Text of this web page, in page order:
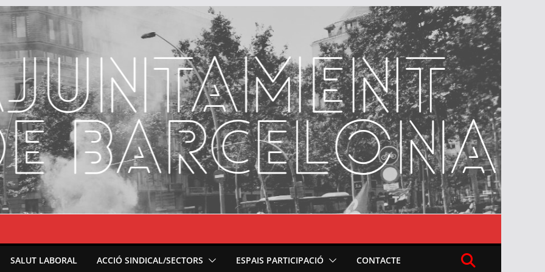
SALUT LABORAL ACCIÓ SINDICAL/SECTORS ESPAIS PARTICIPACIÓ CONTACTE